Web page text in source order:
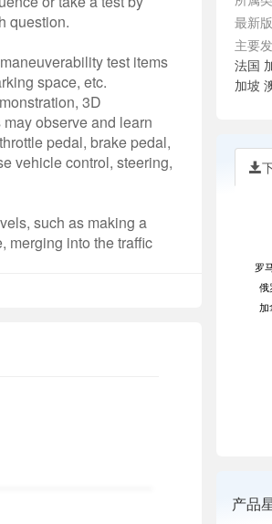
question.
test items
space, etc.
3D
observe and learn
pedal, brake pedal,
vehicle control, steering,
such as making a
merging into the traffic
all game levels one
How do you like it?
最新
主要
法国
加坡
加
俄
罗
产品